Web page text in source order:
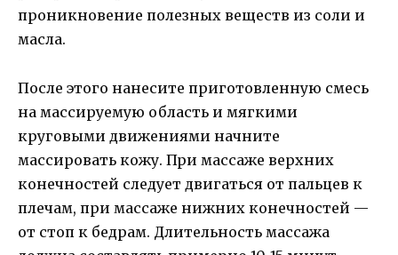
проникновение полезных веществ из соли и
масла.
После этого нанесите приготовленную смесь
на массируемую область и мягкими
круговыми движениями начните
массировать кожу. При массаже верхних
конечностей следует двигаться от пальцев к
плечам, при массаже нижних конечностей —
от стоп к бедрам. Длительность массажа